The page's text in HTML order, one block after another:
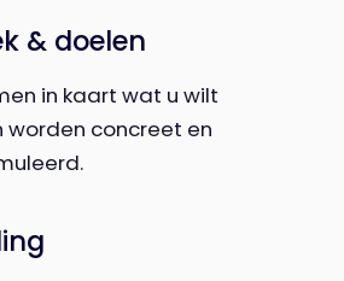
& doelen
in kaart wat u wilt
worden concreet en